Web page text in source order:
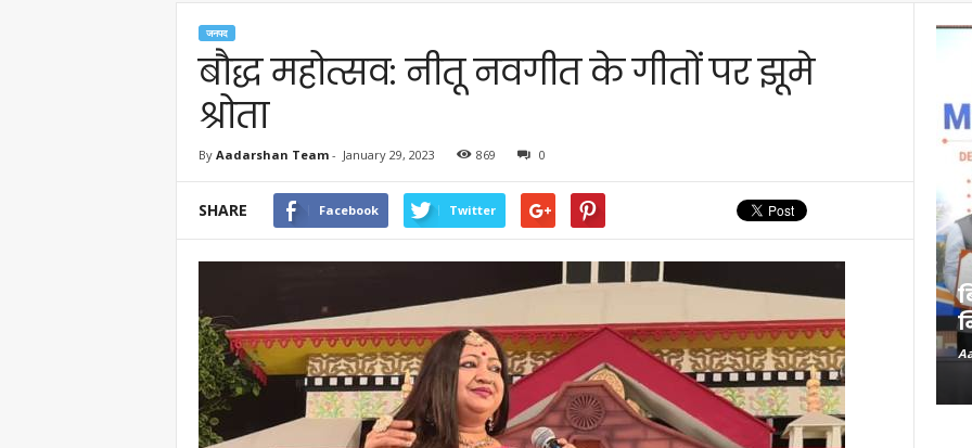
जनपद
बौद्ध महोत्सव: नीतू नवगीत के गीतों पर झूमे
श्रोता
By Aadarshan Team- January 29, 2023 869 0
SHARE Facebook Twitter